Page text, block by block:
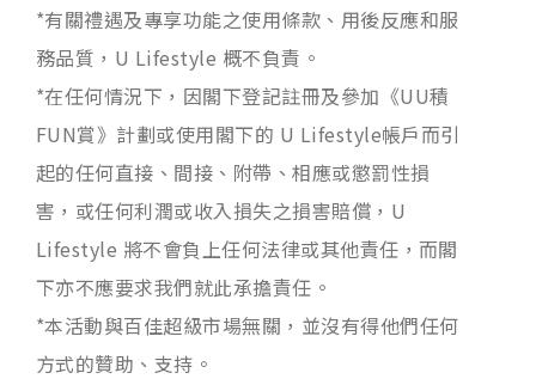
*有關禮遇及專享功能之使用條款、用後反應和服
務品質，U Lifestyle 概不負責。
*在任何情況下，因閣下登記註冊及參加《UU積
FUN賞》計劃或使用閣下的 U Lifestyle帳戶而引
起的任何直接、間接、附帶、相應或懲罰性損
害，或任何利潤或收入損失之損害賠償，U
Lifestyle 將不會負上任何法律或其他責任，而閣
下亦不應要求我們就此承擔責任。
*本活動與百佳超級市場無關，並沒有得他們任何
方式的贊助、支持。